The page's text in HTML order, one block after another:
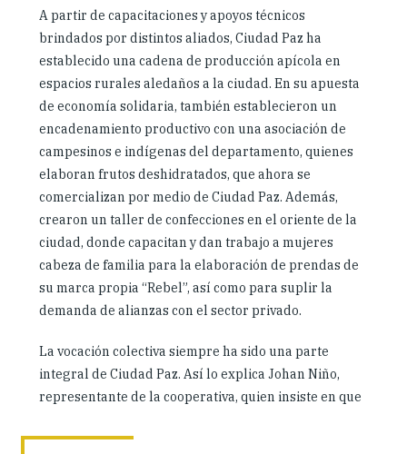
A partir de capacitaciones y apoyos técnicos
brindados por distintos aliados, Ciudad Paz ha
establecido una cadena de producción apícola en
espacios rurales aledaños a la ciudad. En su apuesta
de economía solidaria, también establecieron un
encadenamiento productivo con una asociación de
campesinos e indígenas del departamento, quienes
elaboran frutos deshidratados, que ahora se
comercializan por medio de Ciudad Paz. Además,
crearon un taller de confecciones en el oriente de la
ciudad, donde capacitan y dan trabajo a mujeres
cabeza de familia para la elaboración de prendas de
su marca propia “Rebel”, así como para suplir la
demanda de alianzas con el sector privado.
La vocación colectiva siempre ha sido una parte
integral de Ciudad Paz. Así lo explica Johan Niño,
representante de la cooperativa, quien insiste en que